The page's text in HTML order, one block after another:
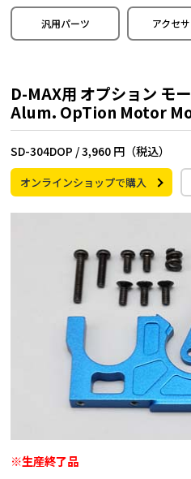
汎用パーツ アクセ
D-MAX用 オプション モ
Alum. OpTion Motor
SD-304DOP /3,960 円（税込）
オンラインショップで購入
※生産終了品